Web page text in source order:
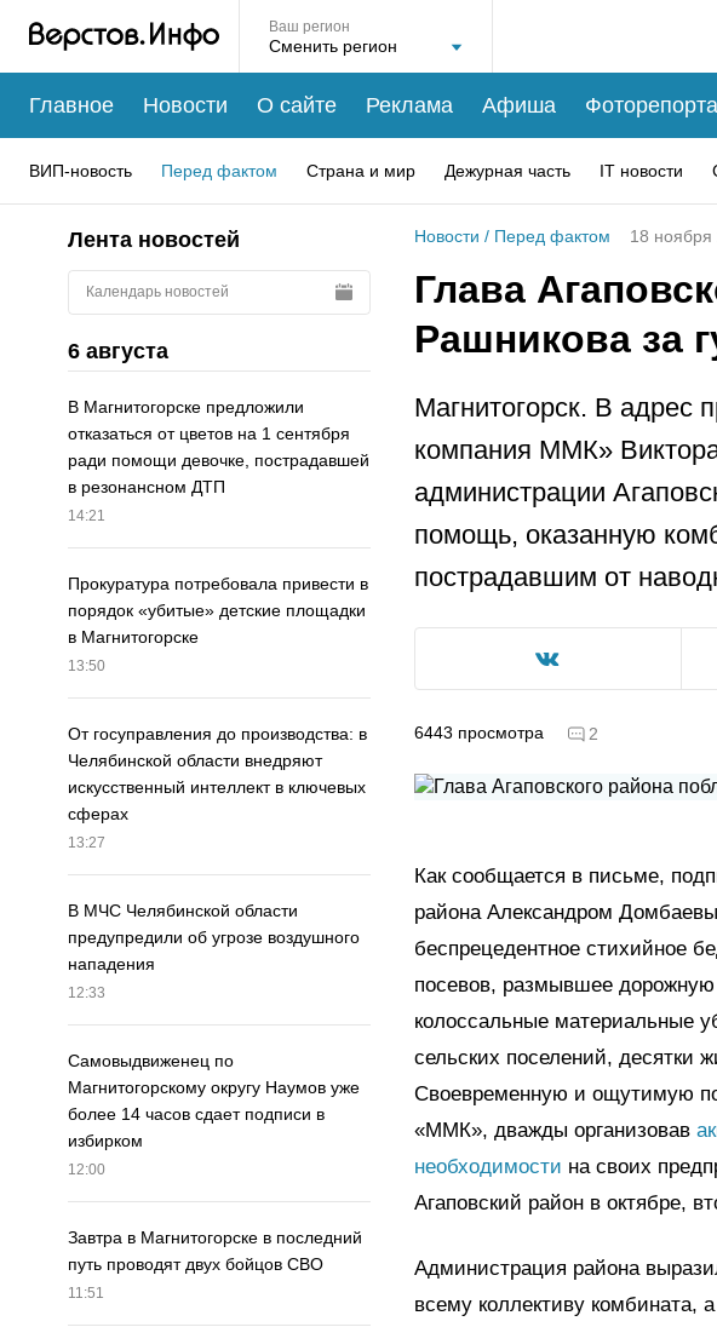
Ваш регион
Главное Новости О сайте Реклама Афиша
ВИП-новость Перед фактом Страна и мир Дежурная часть IT новости
Лента новостей
Календарь новостей
6 августа
В Магнитогорске предложили
отказаться от цветов на 1 сентября
ради помощи девочке, пострадавшей
в резонансном ДТП
14:21
Прокуратура потребовала привести в
порядок «убитые» детские площадки
в Магнитогорске
13:50
От госуправления до производства: в
Челябинской области внедряют
искусственный интеллект в ключевых
сферах
13:27
В МЧС Челябинской области
предупредили об угрозе воздушного
нападения
12:33
Самовыдвиженец по
Магнитогорскому округу Наумов уже
более 14 часов сдает подписи в
избирком
12:00
Завтра в Магнитогорске в последний
путь проводят двух бойцов СВО
11:51
Новости / Перед фактом 18 ноября
Глава
Рашникова за
Магнитогорск. В
компания ММК»
администрации
помощь, оказанную
пострадавшим от
6443 просмотра 2
Как сообщается в письме,
района Александром
беспрецедентное стихийное
посевов, размывшее
колоссальные материальные
сельских поселений,
Своевременную и ощутимую
«ММК», дважды организовав
необходимости на своих
Агаповский район в октябре,
Администрация района
всему коллективу комбината,